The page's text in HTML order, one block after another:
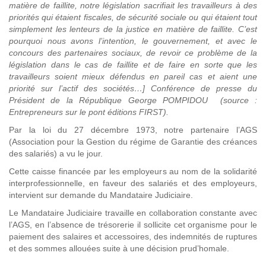
matière de faillite, notre législation sacrifiait les travailleurs à des
priorités qui étaient fiscales, de sécurité sociale ou qui étaient tout
simplement les lenteurs de la justice en matière de faillite. C’est
pourquoi nous avons l’intention, le gouvernement, et avec le
concours des partenaires sociaux, de revoir ce problème de la
législation dans le cas de faillite et de faire en sorte que les
travailleurs soient mieux défendus en pareil cas et aient une
priorité sur l’actif des sociétés…] Conférence de presse du
Président de la République George POMPIDOU (source :
Entrepreneurs sur le pont éditions FIRST).
Par la loi du 27 décembre 1973, notre partenaire l’AGS
(Association pour la Gestion du régime de Garantie des créances
des salariés) a vu le jour.
Cette caisse financée par les employeurs au nom de la solidarité
interprofessionnelle, en faveur des salariés et des employeurs,
intervient sur demande du Mandataire Judiciaire.
Le Mandataire Judiciaire travaille en collaboration constante avec
l’AGS, en l’absence de trésorerie il sollicite cet organisme pour le
paiement des salaires et accessoires, des indemnités de ruptures
et des sommes allouées suite à une décision prud’homale.